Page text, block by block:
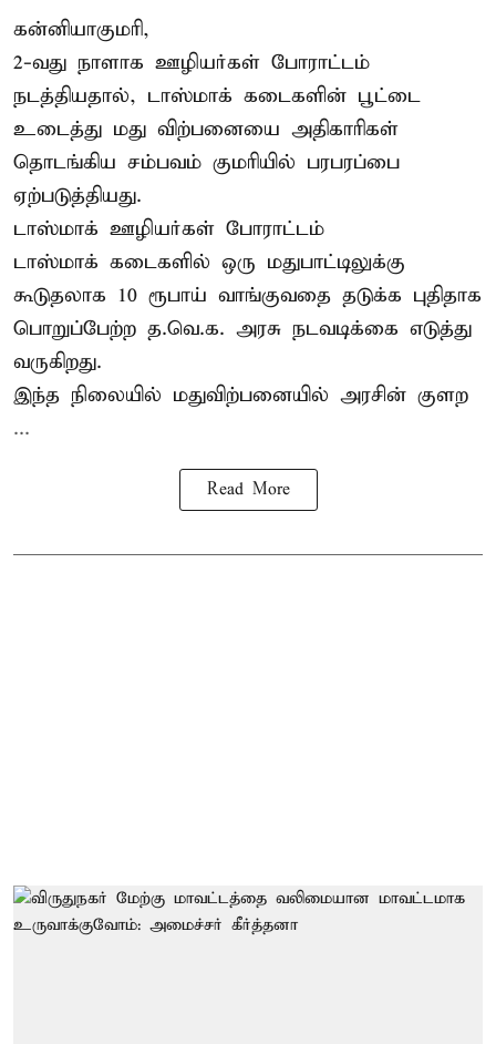
கன்னியாகுமரி,
2-வது நாளாக ஊழியர்கள் போராட்டம்
நடத்தியதால், டாஸ்மாக் கடைகளின் பூட்டை
உடைத்து மது விற்பனையை அதிகாரிகள்
தொடங்கிய சம்பவம் குமரியில் பரபரப்பை
ஏற்படுத்தியது.
டாஸ்மாக் ஊழியர்கள் போராட்டம்
டாஸ்மாக் கடைகளில் ஒரு மதுபாட்டிலுக்கு
கூடுதலாக 10 ரூபாய் வாங்குவதை தடுக்க புதிதாக
பொறுப்பேற்ற த.வெ.க. அரசு நடவடிக்கை எடுத்து
வருகிறது.
இந்த நிலையில் மதுவிற்பனையில் அரசின் குளற
...
Read More